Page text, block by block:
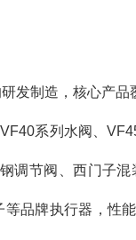
发制造，核心产
系列水阀、
调节阀、西门子
品牌执行器，性